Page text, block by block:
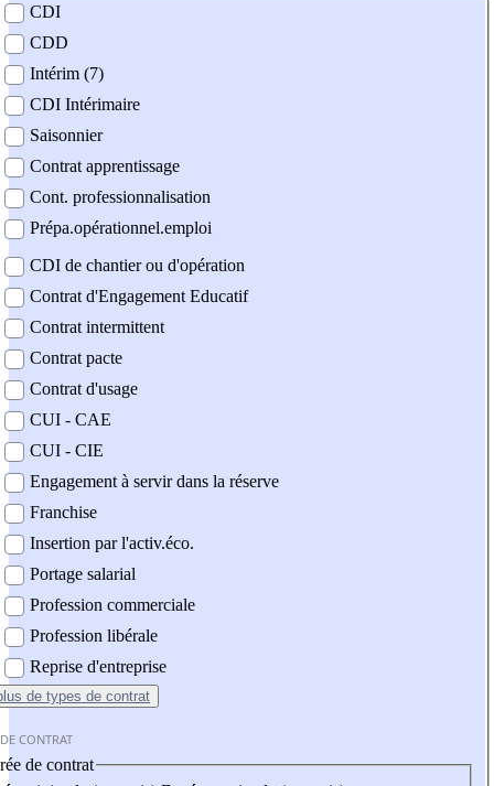
contrat
CDI
CDD
Intérim (7)
CDI Intérimaire
Saisonnier
Contrat apprentissage
Cont. professionnalisation
Prépa.opérationnel.emploi
CDI de chantier ou d'opération
Contrat d'Engagement Educatif
Contrat intermittent
Contrat pacte
Contrat d'usage
CUI - CAE
CUI - CIE
Engagement à servir dans la réserve
Franchise
Insertion par l'activ.éco.
Portage salarial
Profession commerciale
Profession libérale
Reprise d'entreprise
de types de contrat
CONTRAT
de contrat